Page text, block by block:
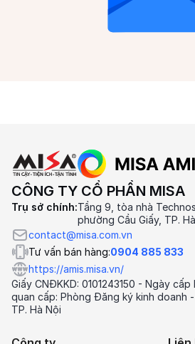
CÔNG TY CỔ PHẦN MISA
Trụ sở chính:Tầng 9, tòa nhà
phường Cầu Giấy, TP.
contact@misa.com.vn
Tư vấn bán hàng:0904 885 833
https://amis.misa.vn/
Giấy CNĐKKD: 0101243150 - Ngày
quan cấp: Phòng Đăng ký kinh doanh
TP. Hà Nội